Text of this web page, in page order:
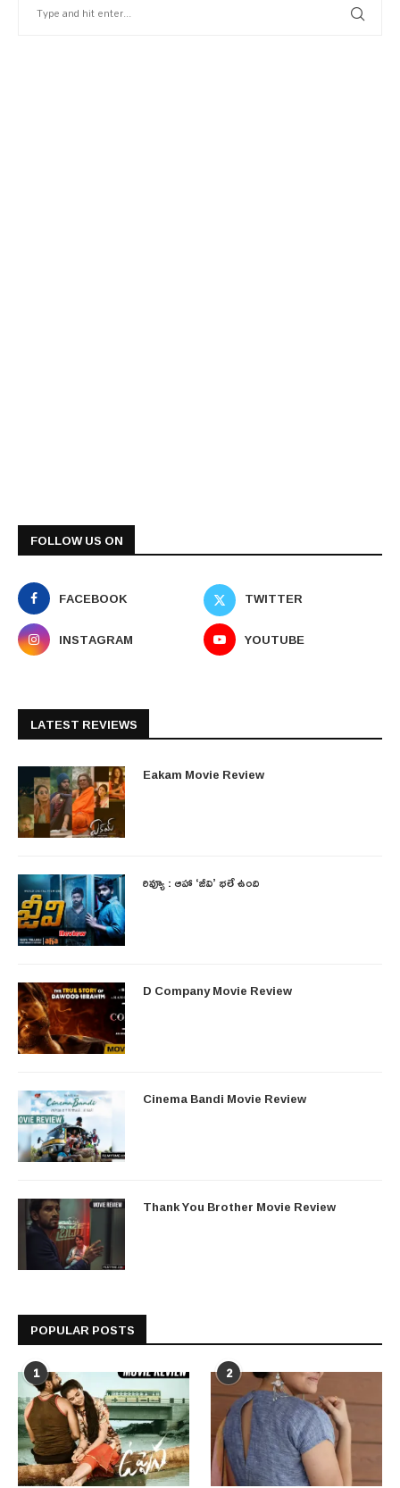
FOLLOW US ON
FACEBOOK
TWITTER
INSTAGRAM
YOUTUBE
LATEST REVIEWS
Eakam Movie Review
రివ్యూ : ఆహా ‘జీవి’ భలే ఉంది
D Company Movie Review
Cinema Bandi Movie Review
Thank You Brother Movie Review
POPULAR POSTS
1 2